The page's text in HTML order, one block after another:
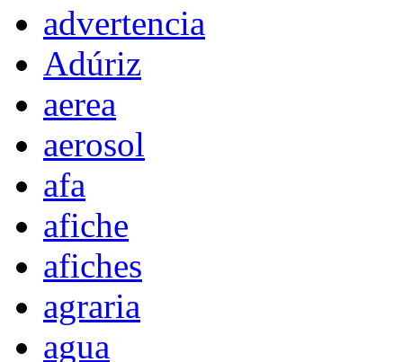
advertencia
Adúriz
aerea
aerosol
afa
afiche
afiches
agraria
agua